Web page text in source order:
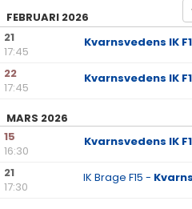
DOKUMENT
KONTAKT
FEBRUARI 2026
21
17:45
Kvarnsvedens IK
22
17:45
Kvarnsvedens IK
MARS 2026
15
16:30
Kvarnsvedens IK
21
17:30
IK Brage F15 -